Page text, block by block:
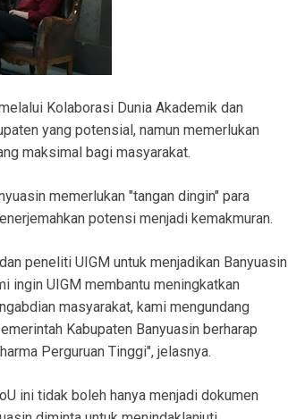
Kolaborasi Dunia Akademik dan
yang potensial, namun memerlukan
maksimal bagi masyarakat.
memerlukan "tangan dingin" para
potensi menjadi kemakmuran.
peneliti UIGM untuk menjadikan Banyuasin
ingin UIGM membantu meningkatkan
masyarakat, kami mengundang
Kabupaten Banyuasin berharap
Perguruan Tinggi", jelasnya.
ini tidak boleh hanya menjadi dokumen